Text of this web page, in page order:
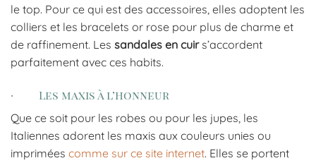
le top. Pour ce qui est des accessoires, elles adoptent les
colliers et les bracelets or rose pour plus de charme et
de raffinement. Les sandales en cuirs’accordent
parfaitement avec ces habits.
· Les maxis à l’honneur
Que ce soit pour les robes ou pour les jupes, les
Italiennes adorent les maxis aux couleurs unies ou
imprimées comme sur ce site internet. Elles se portent